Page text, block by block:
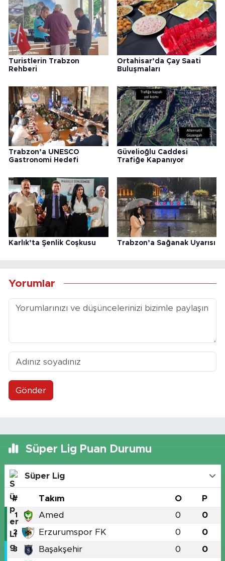
Turistlerin Trabzon
Rehberi
Ortahisar’da Çay Saati
Buluşmaları
Trabzon’a UNESCO
Gastronomi Hedefi
Güvelioğlu Caddesi
Trafiğe Kapanıyor
Karlık’ta Şenlik Coşkusu Trabzon’a Sağanak Uyarısı
Yorumlar
Gönder
Süper Lig Puan Durumu
Süper Lig
# Takım O P
1 Amed 0 0
2 Erzurumspor FK 0 0
3 Başakşehir 0 0